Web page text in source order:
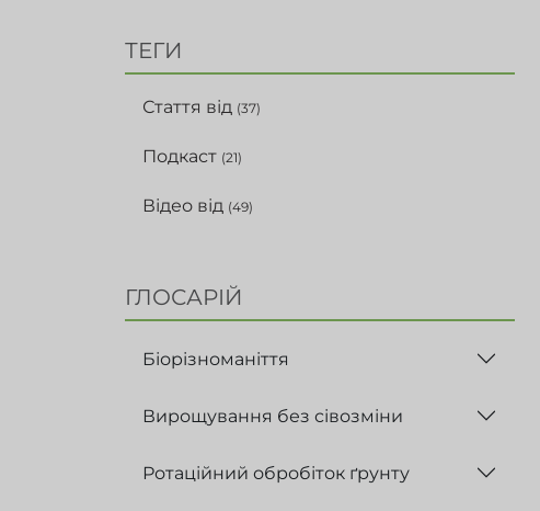
ТЕГИ
Стаття від (37)
Подкаст (21)
Відео від (49)
ГЛОСАРІЙ
Біорізноманіття
Вирощування без сівозміни
Ротаційний обробіток ґрунту